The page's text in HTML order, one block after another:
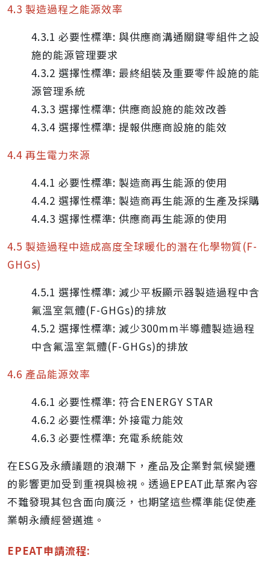
4.3 製造過程之能源效率
4.3.1 必要性標準: 與供應商溝通關鍵零組件之設
施的能源管理要求
4.3.2 選擇性標準: 最終組裝及重要零件設施的能
源管理系統
4.3.3 選擇性標準: 供應商設施的能效改善
4.3.4 選擇性標準: 提報供應商設施的能效
4.4 再生電力來源
4.4.1 必要性標準: 製造商再生能源的使用
4.4.2 選擇性標準: 製造商再生能源的生產及採購
4.4.3 選擇性標準: 供應商再生能源的使用
4.5 製造過程中造成高度全球暖化的潛在化學物質(F-
GHGs)
4.5.1 選擇性標準: 減少平板顯示器製造過程中含
氟溫室氣體(F-GHGs)的排放
4.5.2 選擇性標準: 減少300mm半導體製造過程
中含氟溫室氣體(F-GHGs)的排放
4.6 產品能源效率
4.6.1 必要性標準: 符合ENERGY STAR
4.6.2 必要性標準: 外接電力能效
4.6.3 必要性標準: 充電系統能效
在ESG及永續議題的浪潮下，產品及企業對氣候變遷
的影響更加受到重視與檢視。透過EPEAT此草案內容
不難發現其包含面向廣泛，也期望這些標準能促使產
業朝永續經營邁進。
EPEAT申請流程: